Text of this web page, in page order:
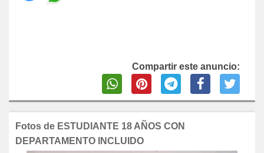
Compartir este anuncio:
Fotos de ESTUDIANTE 18 AÑOS CON
DEPARTAMENTO INCLUIDO